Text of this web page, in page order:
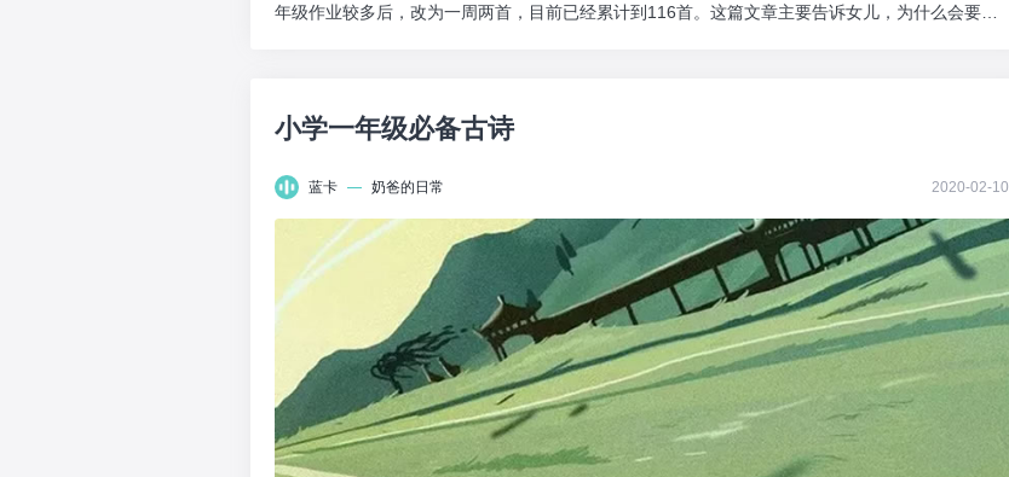
年级作业较多后，改为一周两首，目前已经累计到116首。这篇文章主要告诉女儿，为什么会要求
小学一年级必备古诗
蓝卡 — 奶爸的日常 2020-02-10